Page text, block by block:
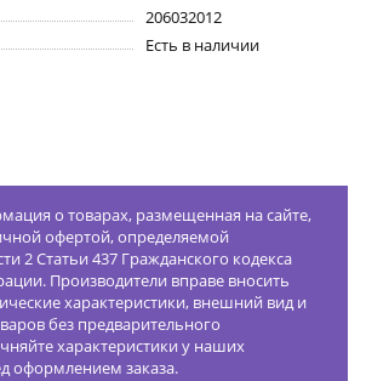
206032012
Есть в наличии
о товарах, размещенная на сайте,
офертой, определяемой
2 Статьи 437 Гражданского кодекса
Производители вправе вносить
характеристики, внешний вид и
без предварительного
характеристики у наших
оформлением заказа.